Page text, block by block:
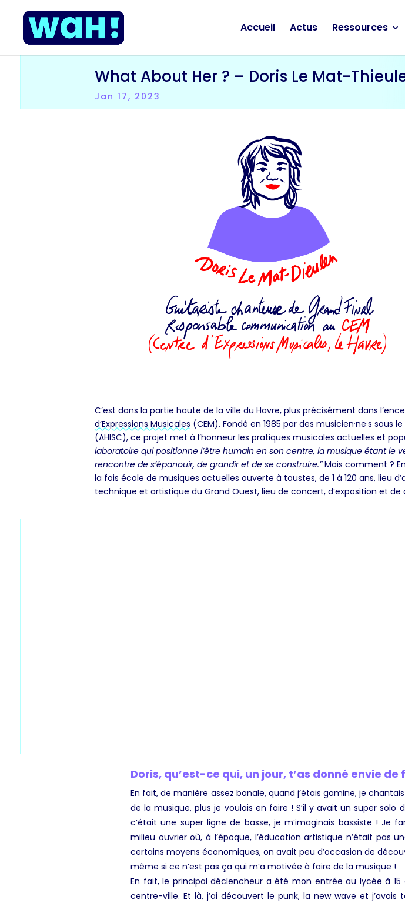
Accueil Actus Ressources
What About Her ? – Doris Le Mat-
Jan 17, 2023
C’est dans la partie haute de la ville du Havre, plus précisément dans
d’Expressions Musicales (CEM). Fondé en 1985 par des musicien·ne·s sous
(AHISC), ce projet met à l’honneur les pratiques musicales actuelles et
laboratoire qui positionne l’être humain en son centre, la musique étant le
rencontre de s’épanouir, de grandir et de se construire.”Mais comment ?
la fois école de musiques actuelles ouverte à toustes, de 1 à 120 ans,
technique et artistique du Grand Ouest, lieu de concert, d’exposition et
Doris, qu’est-ce qui, un jour, t’as donné envie
En fait, de manière assez banale, quand j’étais gamine, je
de la musique, plus je voulais en faire ! S’il y avait un super
c’était une super ligne de basse, je m’imaginais bassiste ! Je
milieu ouvrier où, à l’époque, l’éducation artistique n’était pas
certains moyens économiques, on avait peu d’occasion de
même si ce n’est pas ça qui m’a motivée à faire de la musique !
En fait, le principal déclencheur a été mon entrée au lycée à
centre-ville. Et là, j’ai découvert le punk, la new wave et